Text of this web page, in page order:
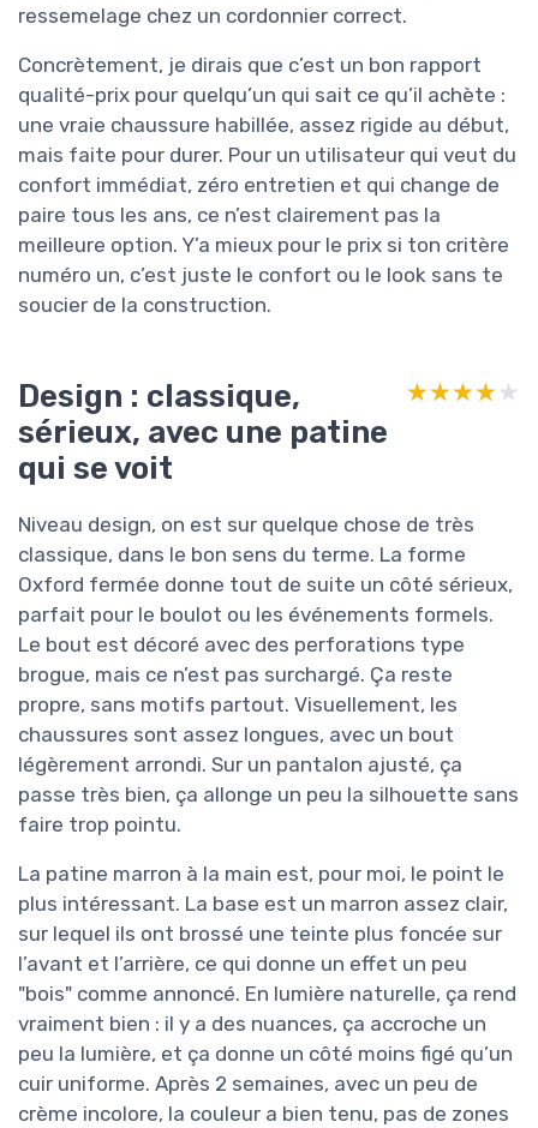
ressemelage chez un cordonnier correct.
Concrètement, je dirais que c’est un bon rapport
qualité-prix pour quelqu’un qui sait ce qu’il achète :
une vraie chaussure habillée, assez rigide au début,
mais faite pour durer. Pour un utilisateur qui veut du
confort immédiat, zéro entretien et qui change de
paire tous les ans, ce n’est clairement pas la
meilleure option. Y’a mieux pour le prix si ton critère
numéro un, c’est juste le confort ou le look sans te
soucier de la construction.
Design : classique,
sérieux, avec une patine
qui se voit
★★★★★
★★★★★
Niveau design, on est sur quelque chose de très
classique, dans le bon sens du terme. La forme
Oxford fermée donne tout de suite un côté sérieux,
parfait pour le boulot ou les événements formels.
Le bout est décoré avec des perforations type
brogue, mais ce n’est pas surchargé. Ça reste
propre, sans motifs partout. Visuellement, les
chaussures sont assez longues, avec un bout
légèrement arrondi. Sur un pantalon ajusté, ça
passe très bien, ça allonge un peu la silhouette sans
faire trop pointu.
La patine marron à la main est, pour moi, le point le
plus intéressant. La base est un marron assez clair,
sur lequel ils ont brossé une teinte plus foncée sur
l’avant et l’arrière, ce qui donne un effet un peu
"bois" comme annoncé. En lumière naturelle, ça rend
vraiment bien : il y a des nuances, ça accroche un
peu la lumière, et ça donne un côté moins figé qu’un
cuir uniforme. Après 2 semaines, avec un peu de
crème incolore, la couleur a bien tenu, pas de zones